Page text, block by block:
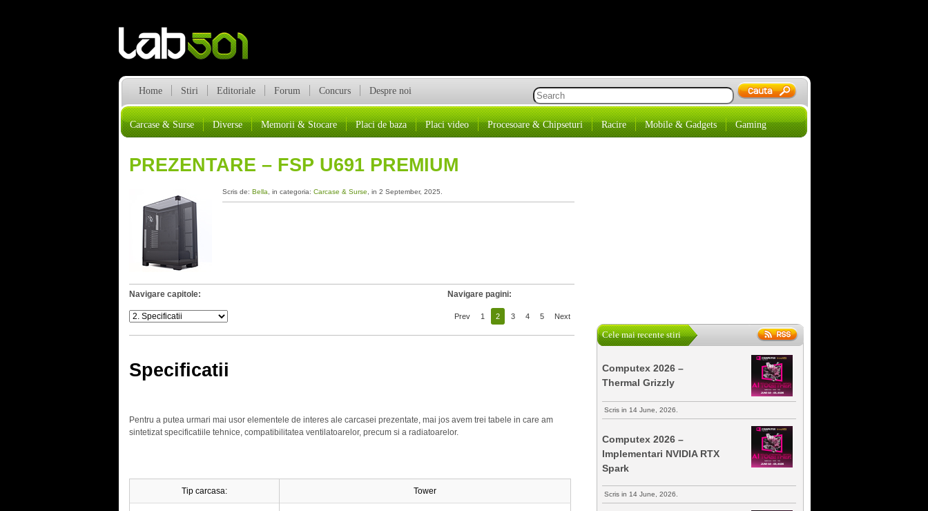
Home Stiri Editoriale Forum Concurs Despre noi
Carcase & Surse Diverse Memorii & Stocare Placi de baza Placi video Procesoare & Chipseturi Racire Mobile & Gadgets Gaming
PREZENTARE – FSP U691 PREMIUM
Scris de: Bella , in categoria: Carcase & Surse , in 2 September, 2025.
Navigare capitole: Navigare pagini:
Prev 1 2 3 4 5 Next
Specificatii
Pentru a putea urmari mai usor elementele de interes ale carcasei prezentate, mai jos avem trei tabele in care am
sintetizat specificatiile tehnice, compatibilitatea ventilatoarelor, precum si a radiatoarelor.
Tip carcasa: Tower
Cele mai recente stiri
Computex 2026 –
Thermal Grizzly
Scris in 14 June, 2026.
Computex 2026 –
Implementari NVIDIA RTX
Spark
Scris in 14 June, 2026.